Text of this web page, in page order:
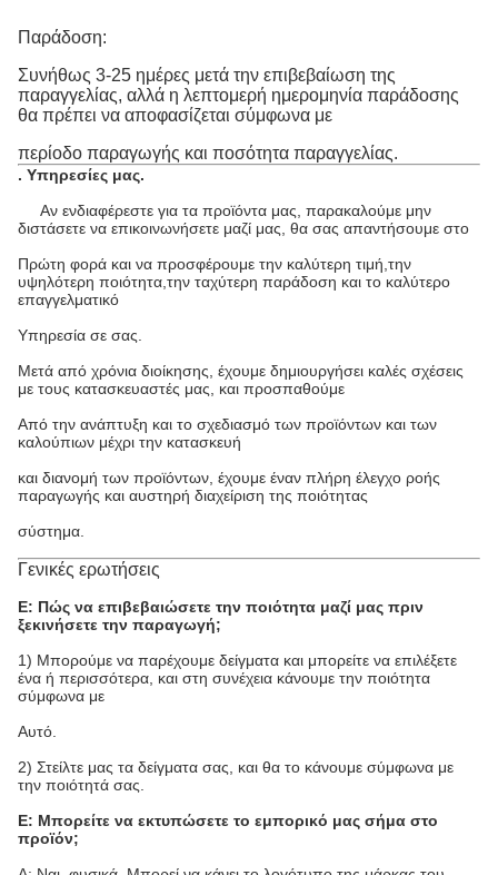
Παράδοση:
Συνήθως 3-25 ημέρες μετά την επιβεβαίωση της
παραγγελίας, αλλά η λεπτομερή ημερομηνία παράδοσης
θα πρέπει να αποφασίζεται σύμφωνα με
περίοδο παραγωγής και ποσότητα παραγγελίας.
. Υπηρεσίες μας.
Αν ενδιαφέρεστε για τα προϊόντα μας, παρακαλούμε μην
διστάσετε να επικοινωνήσετε μαζί μας, θα σας απαντήσουμε στο
Πρώτη φορά και να προσφέρουμε την καλύτερη τιμή,την
υψηλότερη ποιότητα,την ταχύτερη παράδοση και το καλύτερο
επαγγελματικό
Υπηρεσία σε σας.
Μετά από χρόνια διοίκησης, έχουμε δημιουργήσει καλές σχέσεις
με τους κατασκευαστές μας, και προσπαθούμε
Από την ανάπτυξη και το σχεδιασμό των προϊόντων και των
καλούπιων μέχρι την κατασκευή
και διανομή των προϊόντων, έχουμε έναν πλήρη έλεγχο ροής
παραγωγής και αυστηρή διαχείριση της ποιότητας
σύστημα.
Γενικές ερωτήσεις
Ε: Πώς να επιβεβαιώσετε την ποιότητα μαζί μας πριν
ξεκινήσετε την παραγωγή;
1) Μπορούμε να παρέχουμε δείγματα και μπορείτε να επιλέξετε
ένα ή περισσότερα, και στη συνέχεια κάνουμε την ποιότητα
σύμφωνα με
Αυτό.
2) Στείλτε μας τα δείγματα σας, και θα το κάνουμε σύμφωνα με
την ποιότητά σας.
Ε: Μπορείτε να εκτυπώσετε το εμπορικό μας σήμα στο
προϊόν;